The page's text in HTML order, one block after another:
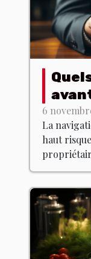
6
La
haut